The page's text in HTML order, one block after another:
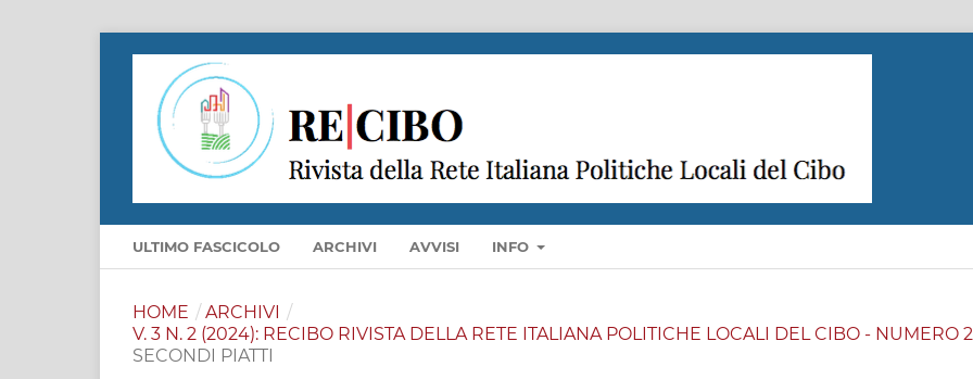
ULTIMO FASCICOLO ARCHIVI AVVISI INFO
HOME / ARCHIVI /
V. 3 N. 2 (2024): RECIBO RIVISTA DELLA RETE ITALIANA POLITICHE LOCALI DEL CIBO - NUMERO 2
SECONDI PIATTI